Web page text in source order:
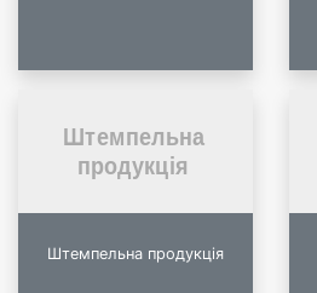
Штемпельна продукція